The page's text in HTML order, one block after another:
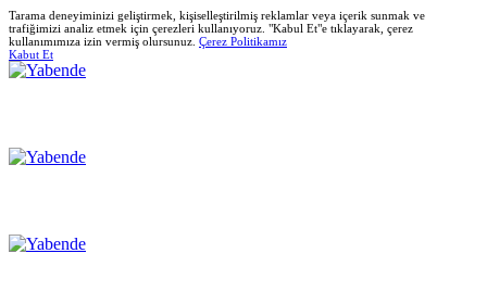
Tarama deneyiminizi geliştirmek, kişiselleştirilmiş reklamlar veya içerik sunmak ve
trafiğimizi analiz etmek için çerezleri kullanıyoruz. "Kabul Et"e tıklayarak, çerez
kullanımımıza izin vermiş olursunuz. Çerez Politikamız
Kabut Et